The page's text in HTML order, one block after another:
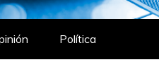
Política